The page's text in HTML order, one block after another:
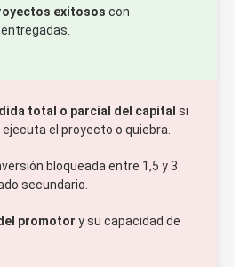
exitosos con
total o parcial del capital si
el proyecto o quiebra.
bloqueada entre 1,5 y 3
secundario.
promotor y su capacidad de